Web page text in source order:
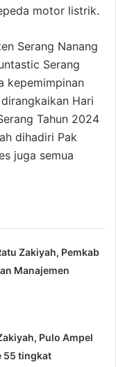
motor listrik.
Serang Nanang
Serang
kepemimpinan
Hari
Tahun 2024
dihadiri Pak
juga semua
Zakiyah, Pemkab
Manajemen
Pulo Ampel
55 tingkat